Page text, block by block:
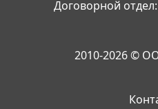
Договорной отдел:
2010-2026 ©